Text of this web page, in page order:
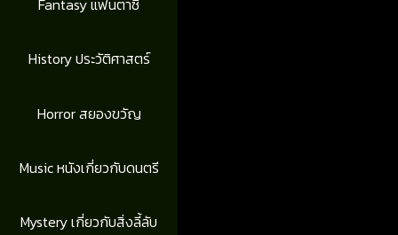
Fantasy แฟนตาซี
History ประวัติศาสตร์
Horror สยองขวัญ
Music หนังเกี่ยวกับดนตรี
Mystery เกี่ยวกับสิ่งลี้ลับ